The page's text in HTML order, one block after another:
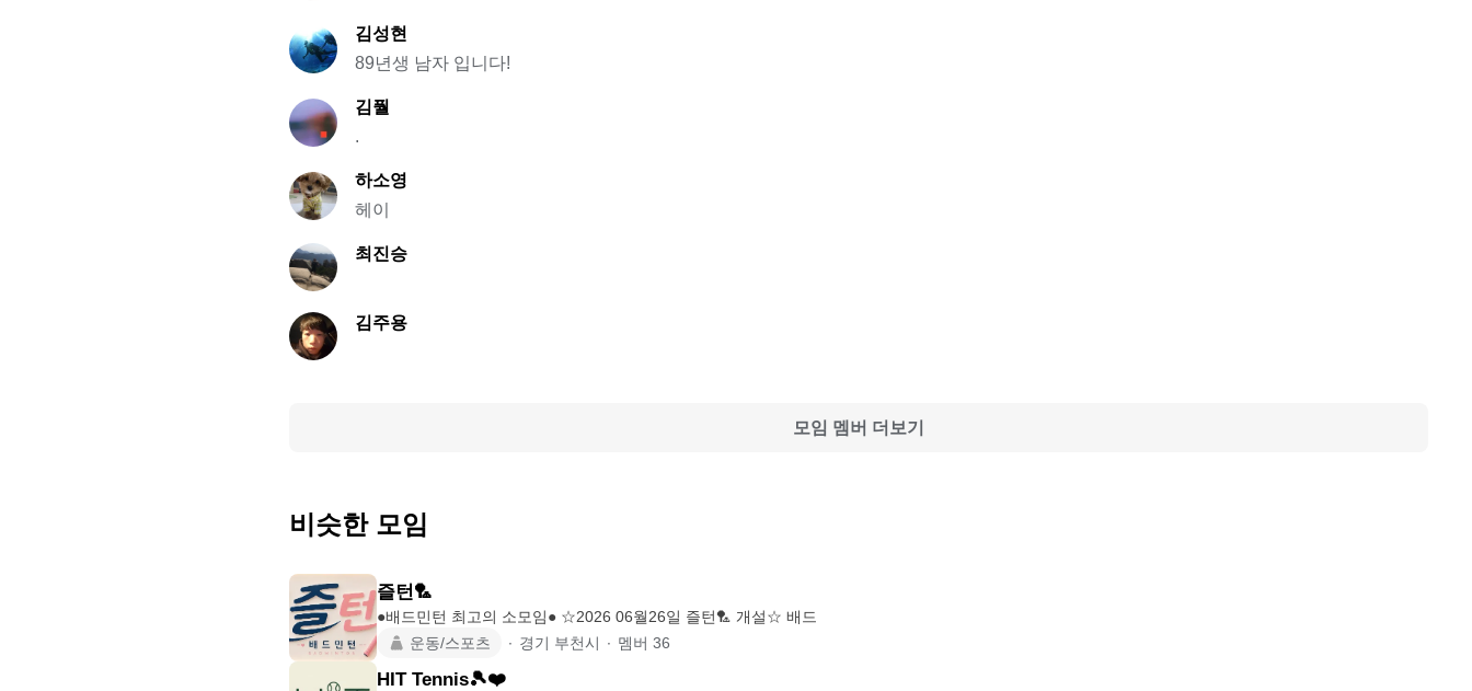
김성현
89년생 남자 입니다!
김풜
.
하소영
헤이
최진승
김주용
모임 멤버 더보기
비슷한 모임
즐턴🏸
●배드민턴 최고의 소모임● ☆2026 06월26일 즐턴🏸 개설☆ 배드
운동/스포츠
∙ 경기 부천시 ∙ 멤버 36
HIT Tennis🎾❤️